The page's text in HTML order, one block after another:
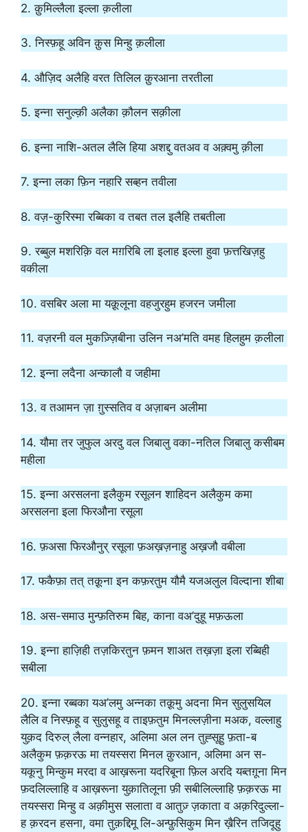
2. क़ुमिल्लैला इल्ला क़लीला
3. निस्फ़हू अविन क़ुस मिन्हु क़लीला
4. औज़िद अलैहि वरत तिलिल क़ुरआना तरतीला
5. इन्ना सनुल्क़ी अलैका क़ौलन सक़ीला
6. इन्ना नाशि-अतल लैलि हिया अशद्दु वतअव व अक़्वमु क़ीला
7. इन्ना लका फ़िन नहारि सब्हन तवीला
8. वज़-कुरिस्मा रब्बिका व तबत तल इलैहि तबतीला
9. रब्बुल मशरिक़ि वल मग़रिबि ला इलाह इल्ला हुवा फ़त्तखिज़हु
वकीला
10. वसबिर अला मा यक़ूलूना वहजुरहुम हजरन जमीला
11. वज़रनी वल मुकज़्ज़िबीना उलिन नअ’मति वमह हिलहुम क़लीला
12. इन्ना लदैना अन्कालौ व जहीमा
13. व तआमन ज़ा ग़ुस्सतिव व अज़ाबन अलीमा
14. यौमा तर जुफुल अरदु वल जिबालु वका-नतिल जिबालु कसीबम
महीला
15. इन्ना अरसलना इलैकुम रसूलन शाहिदन अलैकुम कमा
अरसलना इला फिरऔना रसूला
16. फ़असा फिरऔनुर् रसूला फ़अख़ज़नाहु अख़जौ वबीला
17. फकैफ़ा तत् तक़ूना इन कफ़रतुम यौमै यजअलुल विल्दाना शीबा
18. अस-समाउ मुन्फ़तिरुम बिह, काना वअ’दुहू मफ़ऊला
19. इन्ना हाज़िही तज़किरतुन फ़मन शाअत तख़ज़ा इला रब्बिही
सबीला
20. इन्ना रब्बका यअ’लमु अन्नका तक़ूमु अदना मिन सुलुसयिल
लैलि व निस्फ़हू व सुलुसहू व ताइफ़तुम मिनल्लज़ीना मअक, वल्लाहु
युक़द दिरुल् लैला वन्नहार, अलिमा अल लन तुह्सूहु फ़ता-ब
अलैकुम फ़क़रऊ मा तयस्सरा मिनल क़ुरआन, अलिमा अन स-
यकूनु मिन्कुम मरदा व आख़रूना यदरिबूना फ़िल अरदि यब्तग़ूना मिन
फ़दलिल्लाहि व आख़रूना युक़ातिलूना फ़ी सबीलिल्लाहि फ़क़रऊ मा
तयस्सरा मिन्हु व अक़ीमुस सलाता व आतुज़् ज़काता व अक़रिदुल्ला-
ह क़रदन हसना, वमा तुक़द्दिमू लि-अन्फ़ुसिकुम मिन ख़ैरिन तजिदूहु